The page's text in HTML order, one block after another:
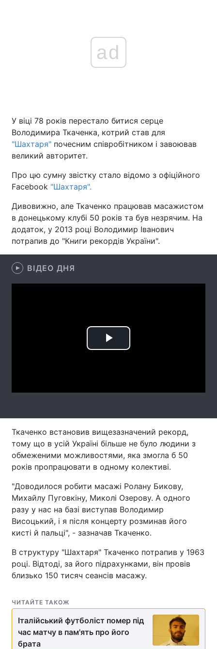
Головна Війна
Економіка
Спорт Наука
Техно і зв'язок Лайт
Зброя Інциденти
Здоров'я
Контакти
Послуги
Тема оформлення
ad
У віці 78 років перестало битися серце
Володимира Ткаченка, котрий став для
"Шахтаря" почесним співробітником і завоював
великий авторитет.
Про цю сумну звістку стало відомо з офіційного
Facebook "Шахтаря".
Дивовижно, але Ткаченко працював масажистом
в донецькому клубі 50 років та був незрячим. На
додаток, у 2013 році Володимир Іванович
потрапив до "Книги рекордів України".
ВІДЕО ДНЯ
Play
Ткаченко встановив вищезазначений рекорд,
тому що в усій Україні більше не було людини з
обмеженими можливостями, яка змогла б 50
років пропрацювати в одному колективі.
"Доводилося робити масажі Ролану Бикову,
Михайлу Пуговкіну, Миколі Озерову. А одного
разу у нас на базі виступав Володимир
Висоцький, і я після концерту розминав його
кисті й пальці", - зазначав Ткаченко.
В структуру "Шахтаря" Ткаченко потрапив у 1963
році. Відтоді, за його підрахунками, він провів
близько 150 тисяч сеансів масажу.
ЧИТАЙТЕ ТАКОЖ
Італійський футболіст помер під
час матчу в пам'ять про його
брата